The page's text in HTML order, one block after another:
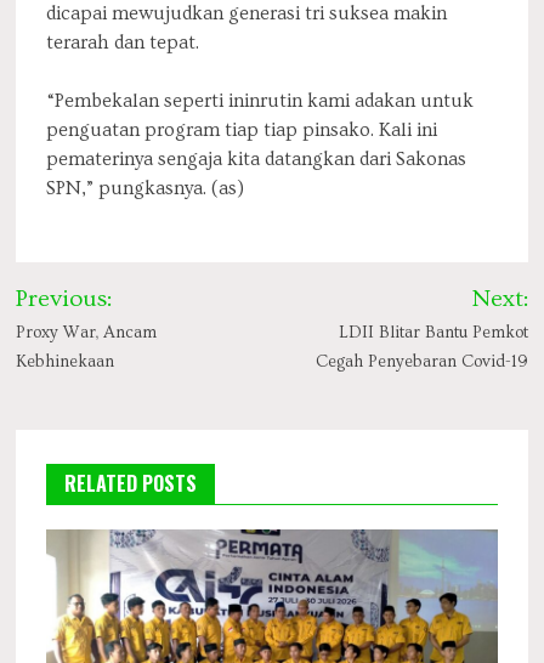
dicapai mewujudkan generasi tri suksea makin
terarah dan tepat.
“Pembekalan seperti ininrutin kami adakan untuk
penguatan program tiap tiap pinsako. Kali ini
pematerinya sengaja kita datangkan dari Sakonas
SPN,” pungkasnya. (as)
Post
navigation
Previous:
Proxy War, Ancam
Kebhinekaan
Next:
LDII Blitar Bantu Pemkot
Cegah Penyebaran Covid-19
RELATED POSTS